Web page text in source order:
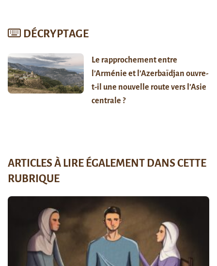
DÉCRYPTAGE
Le rapprochement entre
l’Arménie et l’Azerbaïdjan ouvre-
t-il une nouvelle route vers l’Asie
centrale ?
ARTICLES À LIRE ÉGALEMENT DANS CETTE
RUBRIQUE